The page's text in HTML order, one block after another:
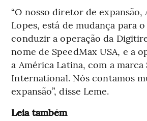
“O nosso diretor de expansão,
Lopes, está de mudança para
conduzir a operação da
nome de SpeedMax USA, e a
a América Latina, com a marca
International. Nós contamos
expansão”, disse Leme.
Leia também